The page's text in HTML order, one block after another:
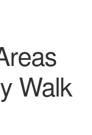
Walk